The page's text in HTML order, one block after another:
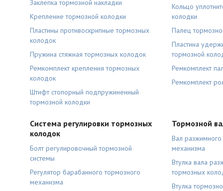
Заклепка тормозной накладки
Крепление тормозной колодки
Пластины противоскрипные тормозных
колодок
Пружина стяжная тормозных колодок
Ремкомплект крепления тормозных
колодок
Штифт стопорный подпружиненный
тормозной колодки
Кольцо
колодки
Палец
Пластина
тормозной
Ремкомплект
Ремкомплект
Система регулировки тормозных
колодок
Болт регулировочный тормозной
системы
Регулятор барабанного тормозного
механизма
Тормозной
Вал разжимного
механизма
Втулка вала
тормозных
Втулка